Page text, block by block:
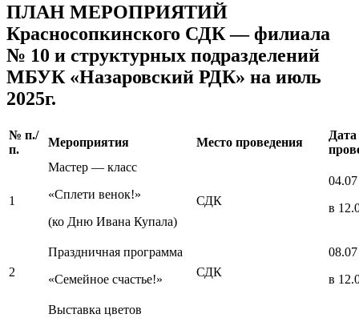
ПЛАН МЕРОПРИЯТИЙ
Красносопкинского СДК — филиала
№ 10 и структурных подразделений
МБУК «Назаровский РДК» на июль
2025г.
№ п./
п.
Мероприятия Место проведения
Дата
1
Мастер — класс
«Сплети венок!»
(ко Дню Ивана Купала)
СДК
04.07
в
2
Праздничная программа
«Семейное счастье!»
СДК
08.07
в
Выставка цветов